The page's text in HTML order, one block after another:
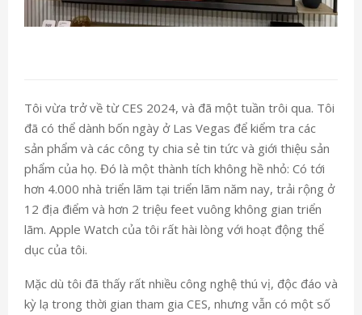
Tôi vừa trở về từ CES 2024, và đã một tuần trôi qua. Tôi
đã có thể dành bốn ngày ở Las Vegas để kiểm tra các
sản phẩm và các công ty chia sẻ tin tức và giới thiệu sản
phẩm của họ. Đó là một thành tích không hề nhỏ: Có tới
hơn 4.000 nhà triển lãm tại triển lãm năm nay, trải rộng ở
12 địa điểm và hơn 2 triệu feet vuông không gian triển
lãm. Apple Watch của tôi rất hài lòng với hoạt động thể
dục của tôi.
Mặc dù tôi đã thấy rất nhiều công nghệ thú vị, độc đáo và
kỳ lạ trong thời gian tham gia CES, nhưng vẫn có một số